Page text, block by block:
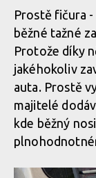
Prostě fičura
běžné tažné
Protože díky
jakéhokoliv
auta. Prostě
majitelé
kde běžný